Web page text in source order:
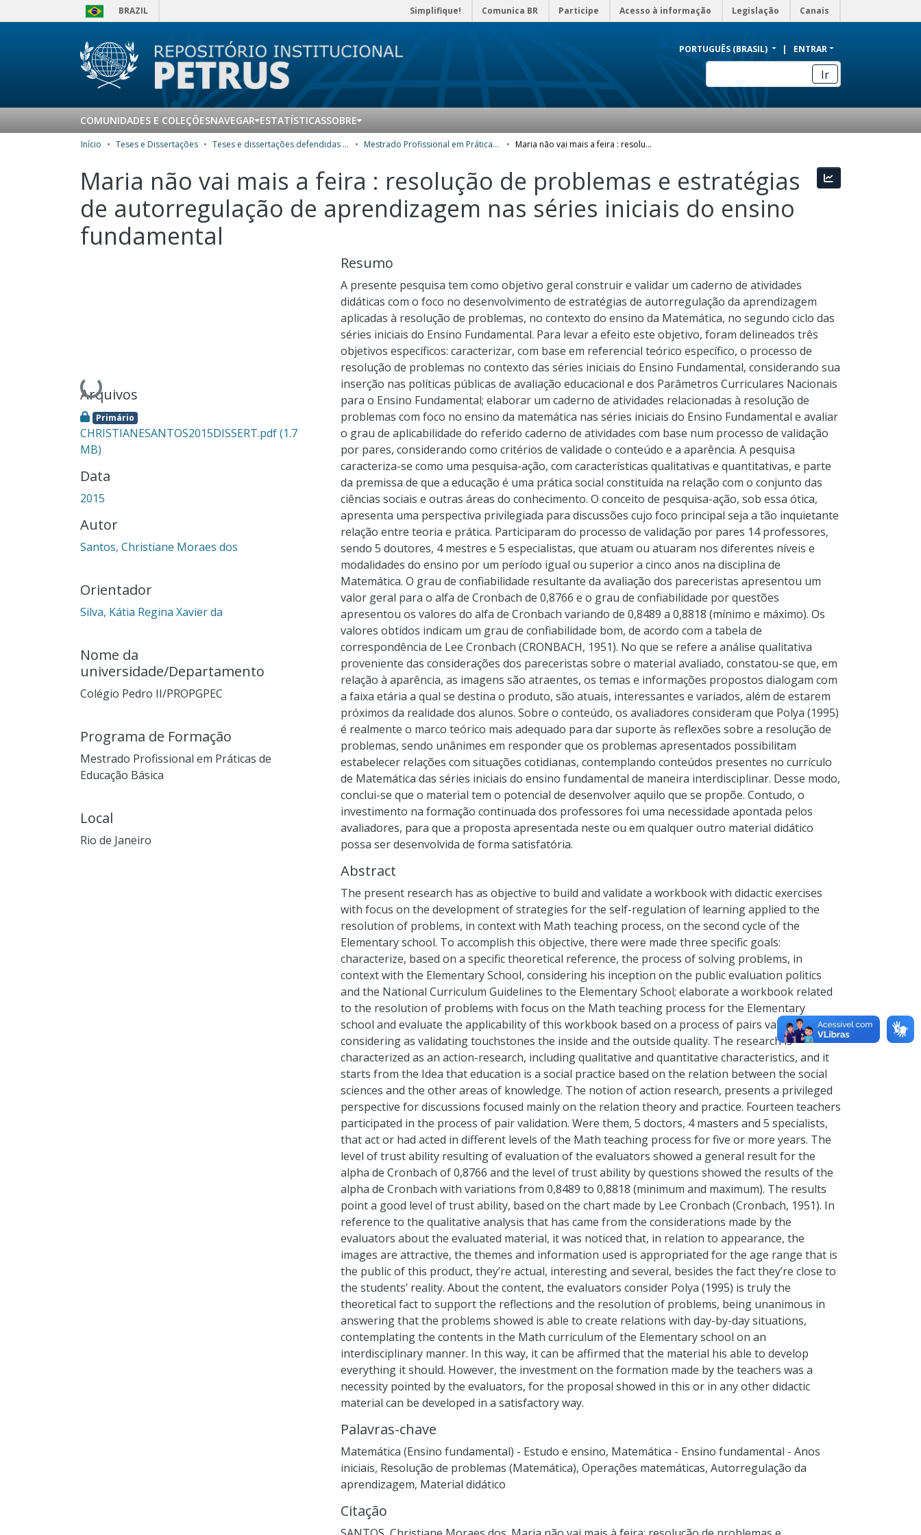
BRAZIL Simplifique! Comunica BR Participe Acesso à informação Legislação Canais
PORTUGUÊS (BRASIL) ENTRAR
Ir
COMUNIDADES E COLEÇÕESNAVEGAR ESTATÍSTICASSOBRE
Início Teses e Dissertações Teses e dissertações defendidas no CPII Mestrado Profissional em Práticas de Educação Básica (MPPEB) - Dissertações Maria não vai mais a feira : resolução de problemas e estratégias de autorregulação de aprendizagem nas séries iniciais do ensino fundamental
Maria não vai mais a feira : resolução de problemas e estratégias
de autorregulação de aprendizagem nas séries iniciais do ensino
fundamental
Carregando...Arquivos
Primário
CHRISTIANESANTOS2015DISSERT.pdf(1.7
MB)
Data
2015
Autor
Santos, Christiane Moraes dos
Orientador
Silva, Kátia Regina Xavier da
Nome da
universidade/Departamento
Colégio Pedro II/PROPGPEC
Programa de Formação
Mestrado Profissional em Práticas de
Educação Básica
Local
Rio de Janeiro
Resumo
A presente pesquisa tem como objetivo geral construir e validar um caderno de atividades
didáticas com o foco no desenvolvimento de estratégias de autorregulação da aprendizagem
aplicadas à resolução de problemas, no contexto do ensino da Matemática, no segundo ciclo das
séries iniciais do Ensino Fundamental. Para levar a efeito este objetivo, foram delineados três
objetivos específicos: caracterizar, com base em referencial teórico específico, o processo de
resolução de problemas no contexto das séries iniciais do Ensino Fundamental, considerando sua
inserção nas políticas públicas de avaliação educacional e dos Parâmetros Curriculares Nacionais
para o Ensino Fundamental; elaborar um caderno de atividades relacionadas à resolução de
problemas com foco no ensino da matemática nas séries iniciais do Ensino Fundamental e avaliar
o grau de aplicabilidade do referido caderno de atividades com base num processo de validação
por pares, considerando como critérios de validade o conteúdo e a aparência. A pesquisa
caracteriza-se como uma pesquisa-ação, com características qualitativas e quantitativas, e parte
da premissa de que a educação é uma prática social constituída na relação com o conjunto das
ciências sociais e outras áreas do conhecimento. O conceito de pesquisa-ação, sob essa ótica,
apresenta uma perspectiva privilegiada para discussões cujo foco principal seja a tão inquietante
relação entre teoria e prática. Participaram do processo de validação por pares 14 professores,
sendo 5 doutores, 4 mestres e 5 especialistas, que atuam ou atuaram nos diferentes níveis e
modalidades do ensino por um período igual ou superior a cinco anos na disciplina de
Matemática. O grau de confiabilidade resultante da avaliação dos pareceristas apresentou um
valor geral para o alfa de Cronbach de 0,8766 e o grau de confiabilidade por questões
apresentou os valores do alfa de Cronbach variando de 0,8489 a 0,8818 (mínimo e máximo). Os
valores obtidos indicam um grau de confiabilidade bom, de acordo com a tabela de
correspondência de Lee Cronbach (CRONBACH, 1951). No que se refere a análise qualitativa
proveniente das considerações dos pareceristas sobre o material avaliado, constatou-se que, em
relação à aparência, as imagens são atraentes, os temas e informações propostos dialogam com
a faixa etária a qual se destina o produto, são atuais, interessantes e variados, além de estarem
próximos da realidade dos alunos. Sobre o conteúdo, os avaliadores consideram que Polya (1995)
é realmente o marco teórico mais adequado para dar suporte às reflexões sobre a resolução de
problemas, sendo unânimes em responder que os problemas apresentados possibilitam
estabelecer relações com situações cotidianas, contemplando conteúdos presentes no currículo
de Matemática das séries iniciais do ensino fundamental de maneira interdisciplinar. Desse modo,
conclui-se que o material tem o potencial de desenvolver aquilo que se propõe. Contudo, o
investimento na formação continuada dos professores foi uma necessidade apontada pelos
avaliadores, para que a proposta apresentada neste ou em qualquer outro material didático
possa ser desenvolvida de forma satisfatória.
Abstract
The present research has as objective to build and validate a workbook with didactic exercises
with focus on the development of strategies for the self-regulation of learning applied to the
resolution of problems, in context with Math teaching process, on the second cycle of the
Elementary school. To accomplish this objective, there were made three specific goals:
characterize, based on a specific theoretical reference, the process of solving problems, in
context with the Elementary School, considering his inception on the public evaluation politics
and the National Curriculum Guidelines to the Elementary School; elaborate a workbook related
to the resolution of problems with focus on the Math teaching process for the Elementary
school and evaluate the applicability of this workbook based on a process of pairs validation,
considering as validating touchstones the inside and the outside quality. The research is
characterized as an action-research, including qualitative and quantitative characteristics, and it
starts from the Idea that education is a social practice based on the relation between the social
sciences and the other areas of knowledge. The notion of action research, presents a privileged
perspective for discussions focused mainly on the relation theory and practice. Fourteen teachers
participated in the process of pair validation. Were them, 5 doctors, 4 masters and 5 specialists,
that act or had acted in different levels of the Math teaching process for five or more years. The
level of trust ability resulting of evaluation of the evaluators showed a general result for the
alpha de Cronbach of 0,8766 and the level of trust ability by questions showed the results of the
alpha de Cronbach with variations from 0,8489 to 0,8818 (minimum and maximum). The results
point a good level of trust ability, based on the chart made by Lee Cronbach (Cronbach, 1951). In
reference to the qualitative analysis that has came from the considerations made by the
evaluators about the evaluated material, it was noticed that, in relation to appearance, the
images are attractive, the themes and information used is appropriated for the age range that is
the public of this product, they’re actual, interesting and several, besides the fact they’re close to
the students’ reality. About the content, the evaluators consider Polya (1995) is truly the
theoretical fact to support the reflections and the resolution of problems, being unanimous in
answering that the problems showed is able to create relations with day-by-day situations,
contemplating the contents in the Math curriculum of the Elementary school on an
interdisciplinary manner. In this way, it can be affirmed that the material his able to develop
everything it should. However, the investment on the formation made by the teachers was a
necessity pointed by the evaluators, for the proposal showed in this or in any other didactic
material can be developed in a satisfactory way.
Palavras-chave
Matemática (Ensino fundamental) - Estudo e ensino, Matemática - Ensino fundamental - Anos
iniciais, Resolução de problemas (Matemática), Operações matemáticas, Autorregulação da
aprendizagem, Material didático
Citação